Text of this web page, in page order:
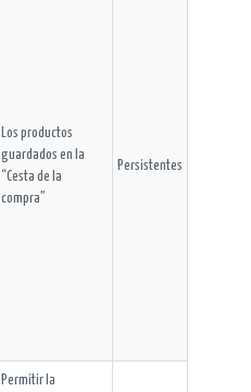
Los productos
guardados en la
“Cesta de la
compra”
Persistentes
Permitir la